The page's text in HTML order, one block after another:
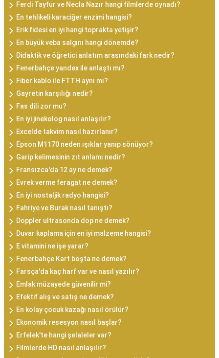
Ferdi Tayfur ve Necla Nazır hangi filmlerde oynadı?
En tehlikeli karaciğer enzimi hangisi?
Erik fidesi en iyi hangi toprakta yetişir?
En büyük veba salgını hangi dönemde?
Didaktik ve öğretici anlatım arasındaki fark nedir?
Fenerbahçe yandex ile anlaştı mı?
Fiber kablo ile FTTH aynı mı?
Gayretin karşılığı nedir?
Fas dili zor mu?
En iyi jinekolog nasıl anlaşılır?
Excelde takvim nasıl hazırlanır?
Epson M1170 neden ışıklar yanıp sönüyor?
Garip kelimesinin zıt anlamı nedir?
Fransızca'da 12 ay ne demek?
Evrek verme feragat ne demek?
En iyi nostaljik radyo hangisi?
Fahriye ve Burak nasıl tanıştı?
Doppler ultrasonda dop ne demek?
Duvar kaplama için en iyi malzeme hangisi?
E vitamini ne işe yarar?
Fenerbahçe Kart boşta ne demek?
Farsça'da kaç harf var ve nasıl yazılır?
Emlak müzayede güvenilir mi?
Efektif alış ve satış ne demek?
En kolay çocuk kazağı nasıl örülür?
Ekonomik resesyon nasıl başlar?
Erfelek'te hangi şelaleler var?
Filmlerde HD nasıl anlaşılır?